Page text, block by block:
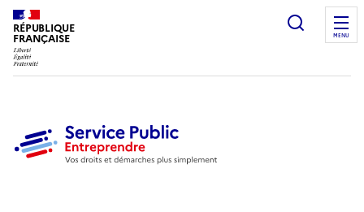
RÉPUBLIQUE
FRANÇAISE MENU